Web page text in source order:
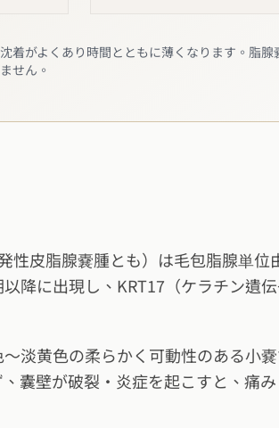
着がよくあり時間とともに薄くなります。脂
せん。
皮脂腺嚢腫とも）は毛包脂腺単位
降に出現し、KRT17（ケラチン遺
淡黄色の柔らかく可動性のある小
囊壁が破裂・炎症を起こすと、痛